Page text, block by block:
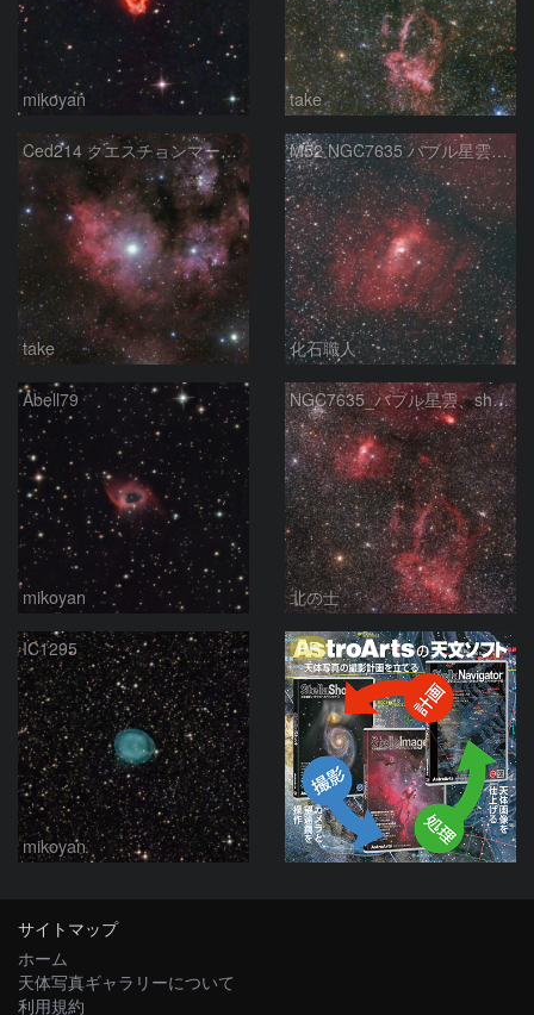
mikoyan take
Ced214 クエスチョンマーク星雲の“心臓部”
take
M52 NGC7635 バブル星雲 Sh2-159 カシオペア座
化石職人
Abell79
mikoyan
NGC7635_バブル星雲、sh2-157_くわがた星雲
北の士
IC1295
mikoyan
PR
サイトマップ
ホーム
天体写真ギャラリーについて
利用規約